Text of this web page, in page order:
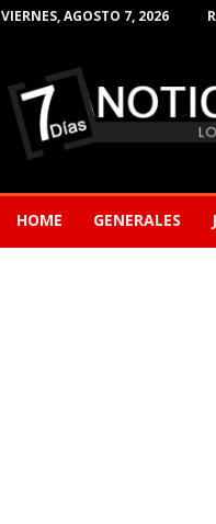
VIERNES, AGOSTO 7, 2026
Noticias
de
Barranquilla
HOME GENERALES